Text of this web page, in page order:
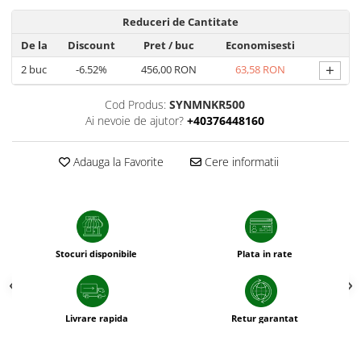
patrunjel
Reduceri de Cantitate
De la
Discount Pret/ buc
Economisesti
2 buc -6.52% 456,00 RON 63,58 RON +
Cod Produs: SYNMNKR500
Ai nevoie de ajutor? +40376448160
Adauga la Favorite Cere informatii
Stocuri disponibile Plata in rate
Livrare rapida Retur garantat